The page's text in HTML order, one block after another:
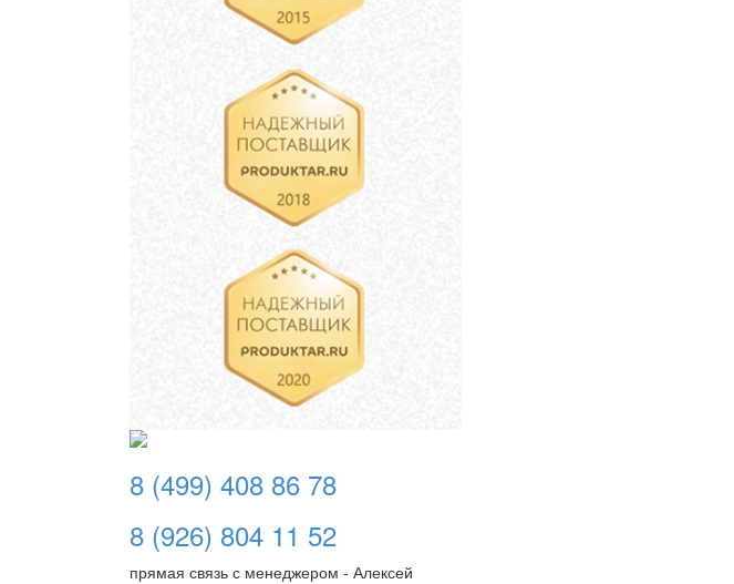
8 (499) 408 86 78
8 (926) 804 11 52
прямая связь с менеджером - Алексей